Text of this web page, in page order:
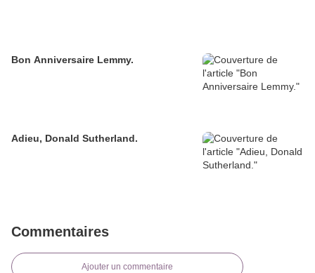
Bon Anniversaire Lemmy.
Adieu, Donald Sutherland.
Commentaires
Ajouter un commentaire